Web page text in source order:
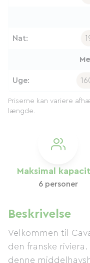
Maksimal
6 personer
Beskrivelse
Velkommen til
den franske
denne
Nat:
Uge:
Priserne kan variere
længde.